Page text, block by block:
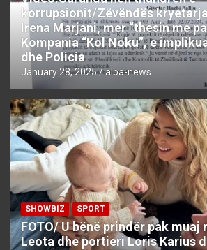
korrupsionit/Zëvëndës
Irena Marjani, mer “thesin me
Kompania “Kol Noku”, e
dhe Policia
January 28, 2025 alba-news
SHOWBIZ SPORT
FOTO/ U bënë prindër pak muaj
Leota dhe portieri Loris Karius